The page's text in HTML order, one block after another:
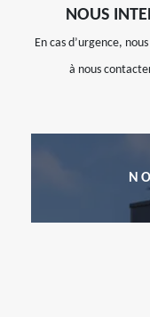
NOUS
En cas d’urgence,
à nous